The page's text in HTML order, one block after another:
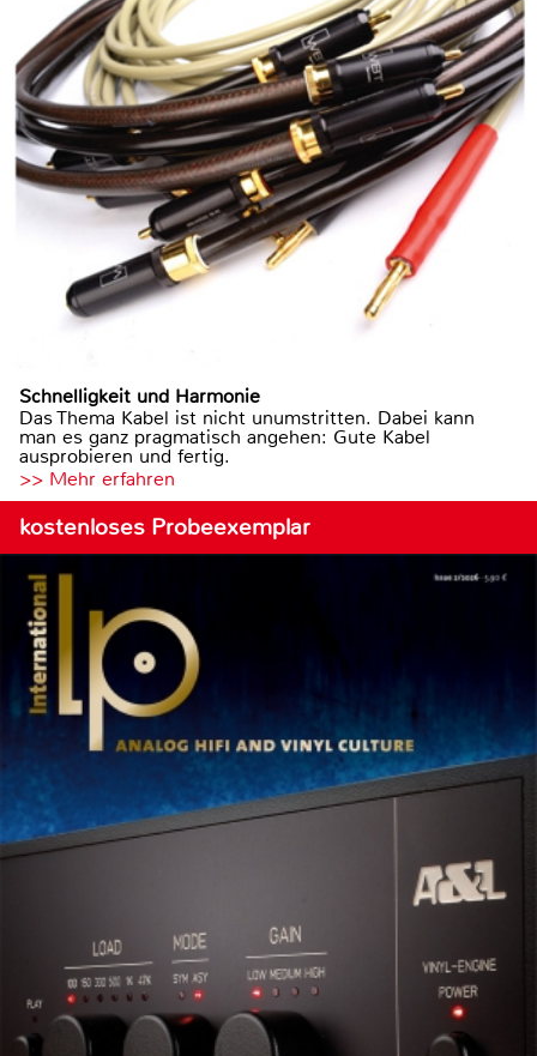
Schnelligkeit und Harmonie
Das Thema Kabel ist nicht unumstritten. Dabei kann
man es ganz pragmatisch angehen: Gute Kabel
ausprobieren und fertig.
>> Mehr erfahren
kostenloses Probeexemplar